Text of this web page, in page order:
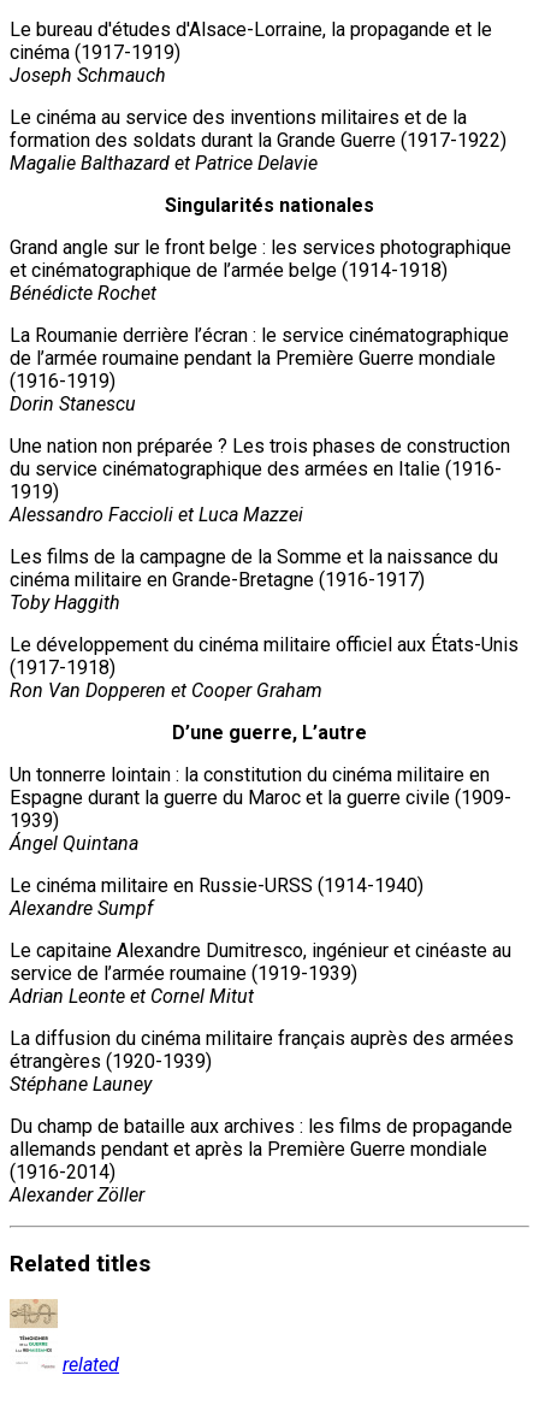
Le bureau d'études d'Alsace-Lorraine, la propagande et le
cinéma (1917-1919)
Joseph Schmauch
Le cinéma au service des inventions militaires et de la
formation des soldats durant la Grande Guerre (1917-1922)
Magalie Balthazard et Patrice Delavie
Singularités nationales
Grand angle sur le front belge : les services photographique
et cinématographique de l’armée belge (1914-1918)
Bénédicte Rochet
La Roumanie derrière l’écran : le service cinématographique
de l’armée roumaine pendant la Première Guerre mondiale
(1916-1919)
Dorin Stanescu
Une nation non préparée ? Les trois phases de construction
du service cinématographique des armées en Italie (1916-
1919)
Alessandro Faccioli et Luca Mazzei
Les films de la campagne de la Somme et la naissance du
cinéma militaire en Grande-Bretagne (1916-1917)
Toby Haggith
Le développement du cinéma militaire officiel aux États-Unis
(1917-1918)
Ron Van Dopperen et Cooper Graham
D’une guerre, L’autre
Un tonnerre lointain : la constitution du cinéma militaire en
Espagne durant la guerre du Maroc et la guerre civile (1909-
1939)
Ángel Quintana
Le cinéma militaire en Russie-URSS (1914-1940)
Alexandre Sumpf
Le capitaine Alexandre Dumitresco, ingénieur et cinéaste au
service de l’armée roumaine (1919-1939)
Adrian Leonte et Cornel Mitut
La diffusion du cinéma militaire français auprès des armées
étrangères (1920-1939)
Stéphane Launey
Du champ de bataille aux archives : les films de propagande
allemands pendant et après la Première Guerre mondiale
(1916-2014)
Alexander Zöller
Related titles
related